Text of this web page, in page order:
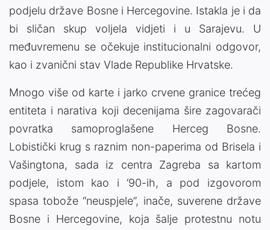
podjelu države Bosne i Hercegovine. Istakla je i da
bi sličan skup voljela vidjeti i u Sarajevu. U
međuvremenu se očekuje institucionalni odgovor,
kao i zvanični stav Vlade Republike Hrvatske.
Mnogo više od karte i jarko crvene granice trećeg
entiteta i narativa koji decenijama šire zagovarači
povratka samoproglašene Herceg Bosne.
Lobistički krug s raznim non-paperima od Brisela i
Vašingtona, sada iz centra Zagreba sa kartom
podjele, istom kao i ‘90-ih, a pod izgovorom
spasa tobože “neuspjele”, inače, suverene države
Bosne i Hercegovine, koja šalje protestnu notu